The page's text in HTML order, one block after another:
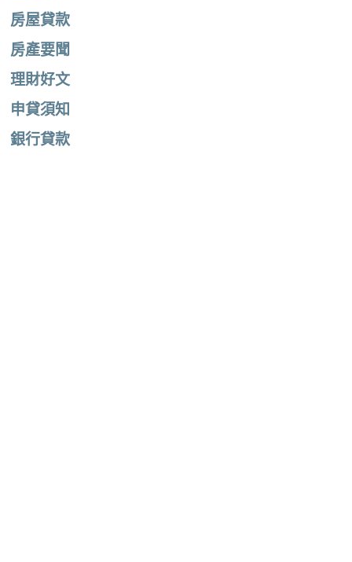
房屋貸款
房產要聞
理財好文
申貸須知
銀行貸款